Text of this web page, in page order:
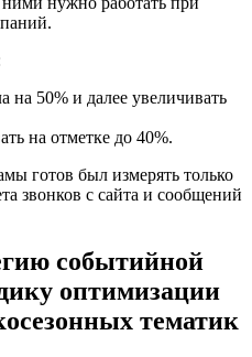
на 50% и далее увеличивать
на отметке до 40%.
готов был измерять только
звонков с сайта и сообщений
событийной
оптимизации
тематик